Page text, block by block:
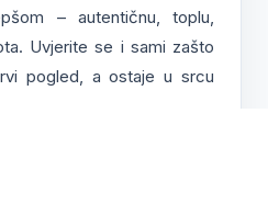
– autentičnu, toplu,
Uvjerite se i sami zašto
pogled, a ostaje u srcu